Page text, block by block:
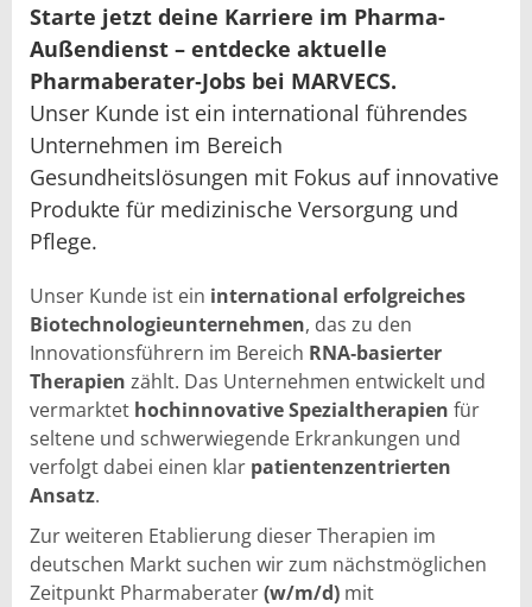
Starte jetzt deine Karriere im Pharma-
Außendienst – entdecke aktuelle
Pharmaberater‑Jobs bei MARVECS.
Unser Kunde ist ein international führendes
Unternehmen im Bereich
Gesundheitslösungen mit Fokus auf innovative
Produkte für medizinische Versorgung und
Pflege.
Unser Kunde ist ein international erfolgreiches
Biotechnologieunternehmen, das zu den
Innovationsführern im Bereich RNA‑basierter
Therapien zählt. Das Unternehmen entwickelt und
vermarktet hochinnovative Spezialtherapien für
seltene und schwerwiegende Erkrankungen und
verfolgt dabei einen klar patientenzentrierten
Ansatz.
Zur weiteren Etablierung dieser Therapien im
deutschen Markt suchen wir zum nächstmöglichen
Zeitpunkt Pharmaberater(w/m/d) mit